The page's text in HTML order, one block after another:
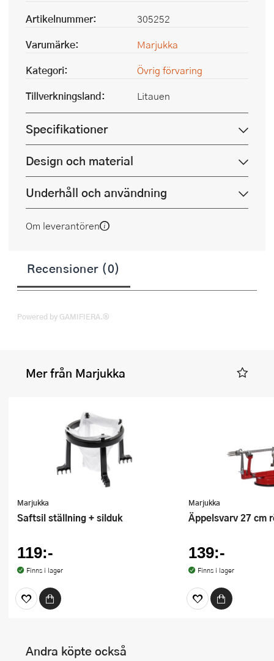
Artikelnummer:
305252
Varumärke:
Marjukka
Kategori:
Övrig förvaring
Tillverkningsland:
Litauen
Specifikationer
Design och material
Underhåll och användning
Om leverantören
Recensioner (0)
Powered by GAMIFIERA.®
Mer från Marjukka
Marjukka
Saftsil ställning + silduk
119:-
Finns i lager
Marjukka
Äppelsvarv 27 cm
139:-
Finns i lager
Andra köpte också